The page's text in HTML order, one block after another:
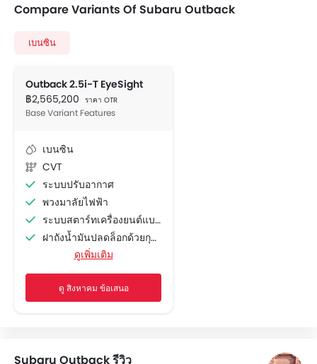
Compare Variants Of Subaru Outback
เบนซิน
Outback 2.5i-T EyeSight
฿2,565,200 ราคา OTR
Base Variant Features
เบนซิน
CVT
ระบบปรับอากาศ
พวงมาลัยไฟฟ้า
ระบบสตาร์ทเครื่องยนต์แบบอัจฉริยะ
ฝาถังน้ำมันปลดล็อกด้วยกุญแจรีโมท
ช่องจ่ายไฟสำรอง
เบาะนั่งปรับระดับได้
เครื่องเล่น CD
ระบบเครื่องเสียงแบบ 2DIN
ดูเพิ่มเติม
ดู สิงหาคม ข้อเสนอ
Subaru Outback รีวิว